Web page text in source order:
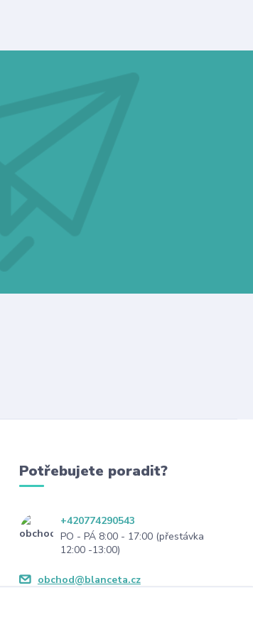
Potřebujete poradit?
+420774290543
PO - PÁ 8:00 - 17:00 (přestávka
12:00 -13:00)
obchod@blanceta.cz